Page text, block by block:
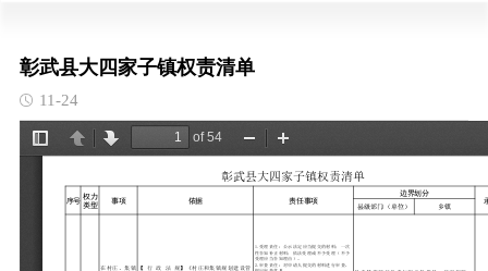
彰武县大四家子镇权责清单
11-24